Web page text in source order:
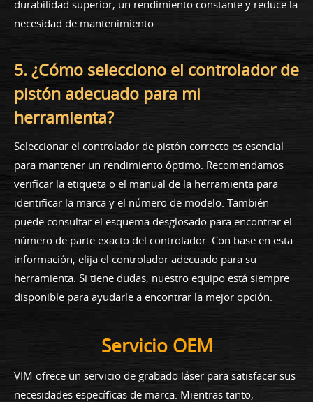
durabilidad superior, un rendimiento constante y reduce la
necesidad de mantenimiento.
5. ¿Cómo selecciono el controlador de
pistón adecuado para mi
herramienta?
Seleccionar el controlador de pistón correcto es esencial
para mantener un rendimiento óptimo. Recomendamos
verificar la etiqueta o el manual de la herramienta para
identificar la marca y el número de modelo. También
puede consultar el esquema desglosado para encontrar el
número de parte exacto del controlador. Con base en esta
información, elija el controlador adecuado para su
herramienta. Si tiene dudas, nuestro equipo está siempre
disponible para ayudarle a encontrar la mejor opción.
Servicio OEM
VIM ofrece un servicio de grabado láser para satisfacer sus
necesidades específicas de marca. Mientras tanto,